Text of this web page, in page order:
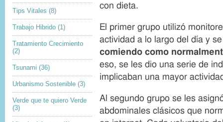
Tips Vitales (8)
Trabajo Hibrido (1)
Tratamiento Crecimiento
(2)
Tsunami (36)
Urbanismo Sostenible (3)
Verde que te quiero Verde
(3)
con dieta.
El primer grupo utilizó
actividad a lo largo del día y
comiendo como
eso, se les dio una serie de
implicaban una mayor
Al segundo grupo se les
abdominales clásicos que